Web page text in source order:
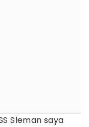
Sleman saya